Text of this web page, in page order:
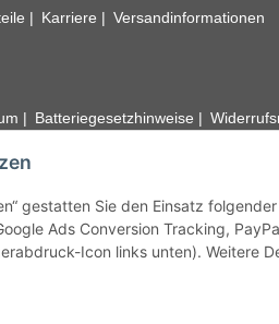
gestatten Sie den Einsatz
Ads Conversion Tracking,
Icon links unten). Weitere
Karriere Versandinformationen
Batteriegesetzhinweise
unseren Kundenservice.